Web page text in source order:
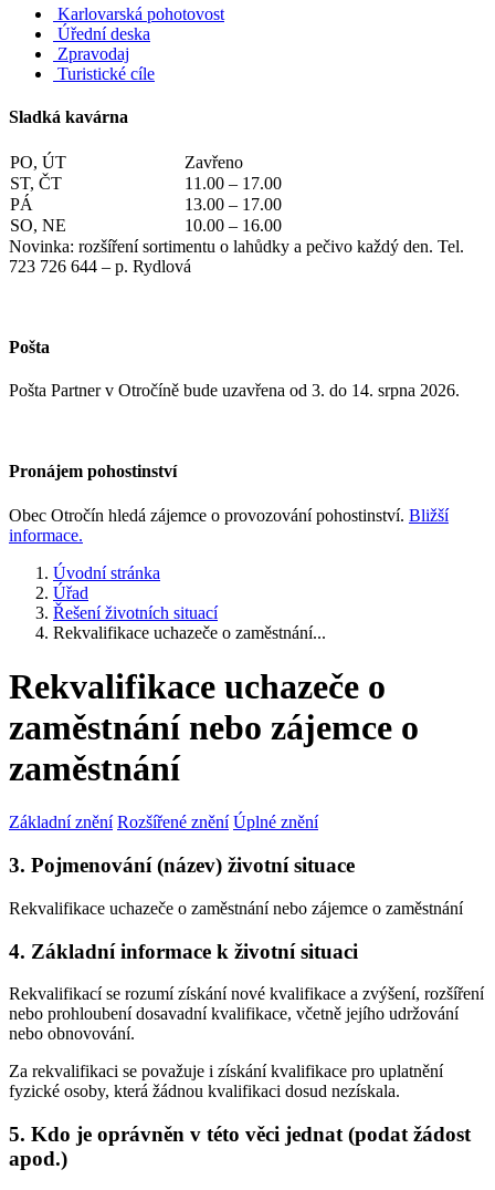
Karlovarská pohotovost
Úřední deska
Zpravodaj
Turistické cíle
Sladká kavárna
PO, ÚT
Zavřeno
ST, ČT
11.00 – 17.00
PÁ
13.00 – 17.00
SO, NE
10.00 – 16.00
Novinka: rozšíření sortimentu o lahůdky a pečivo každý den. Tel.
723 726 644 – p. Rydlová
Pošta
Pošta Partner v Otročíně bude uzavřena od 3. do 14. srpna 2026.
Pronájem pohostinství
Obec Otročín hledá zájemce o provozování pohostinství. Bližší
informace.
Úvodní stránka
Úřad
Řešení životních situací
Rekvalifikace uchazeče o zaměstnání...
Rekvalifikace uchazeče o
zaměstnání nebo zájemce o
zaměstnání
Základní znění Rozšířené znění Úplné znění
3. Pojmenování (název) životní situace
Rekvalifikace uchazeče o zaměstnání nebo zájemce o zaměstnání
4. Základní informace k životní situaci
Rekvalifikací se rozumí získání nové kvalifikace a zvýšení, rozšíření
nebo prohloubení dosavadní kvalifikace, včetně jejího udržování
nebo obnovování.
Za rekvalifikaci se považuje i získání kvalifikace pro uplatnění
fyzické osoby, která žádnou kvalifikaci dosud nezískala.
5. Kdo je oprávněn v této věci jednat (podat žádost
apod.)